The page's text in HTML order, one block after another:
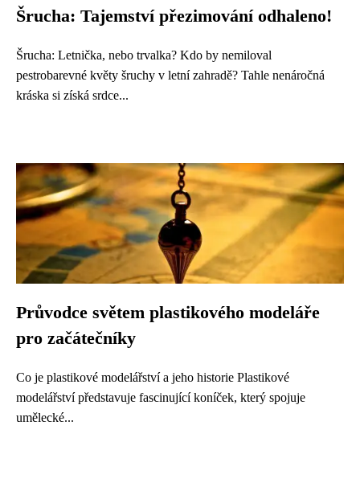
Šrucha: Tajemství přezimování odhaleno!
Šrucha: Letnička, nebo trvalka? Kdo by nemiloval
pestrobarevné květy šruchy v letní zahradě? Tahle nenáročná
kráska si získá srdce...
Průvodce světem plastikového modeláře
pro začátečníky
Co je plastikové modelářství a jeho historie Plastikové
modelářství představuje fascinující koníček, který spojuje
umělecké...